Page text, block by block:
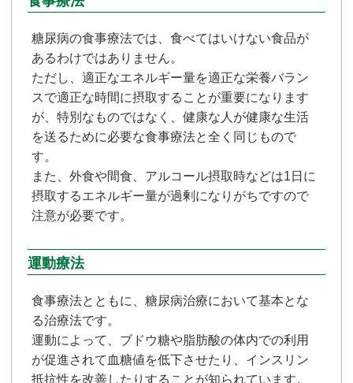
糖尿病の食事療法では、食べてはいけない食品が
あるわけではありません。
ただし、適正なエネルギー量を適正な栄養バラン
スで適正な時間に摂取することが重要になります
が、特別なものではなく、健康な人が健康な生活
を送るために必要な食事療法と全く同じもので
す。
また、外食や間食、アルコール摂取時などは1日に
摂取するエネルギー量が過剰になりがちですので
注意が必要です。
運動療法
食事療法とともに、糖尿病治療において基本とな
る治療法です。
運動によって、ブドウ糖や脂肪酸の体内での利用
が促進されて血糖値を低下させたり、インスリン
抵抗性を改善したりすることが知られています。